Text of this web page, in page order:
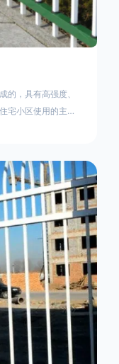
的，具有高强度、
宅小区使用的主流
这就需要锌钢草坪
心碰触锌钢草坪护
或混凝土浇筑奠定